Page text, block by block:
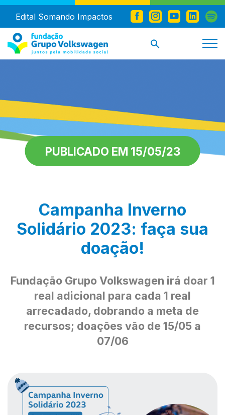
Edital Somando Impactos
PUBLICADO EM 15/05/23
Campanha Inverno
Solidário 2023: faça sua
doação!
Fundação Grupo Volkswagen irá doar 1
real adicional para cada 1 real
arrecadado, dobrando a meta de
recursos; doações vão de 15/05 a
07/06